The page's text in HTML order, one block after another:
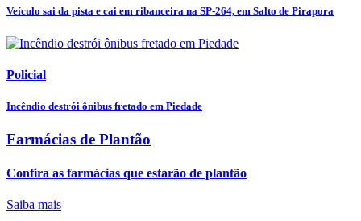
Veículo sai da pista e cai em ribanceira na SP-264, em Salto de Pirapora
Policial
Incêndio destrói ônibus fretado em Piedade
Farmácias de Plantão
Confira as farmácias que estarão de plantão
Saiba mais